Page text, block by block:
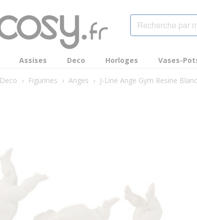
Assises Deco Horloges Vases-
Deco › Figurines › Anges › J-Line Ange Gym Resine